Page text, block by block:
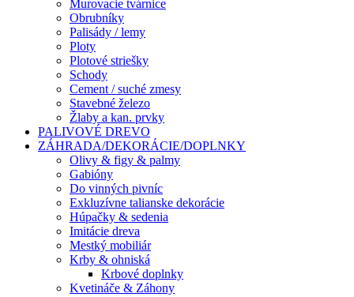
Murovacie tvárnice
Obrubníky
Palisády / lemy
Ploty
Plotové striešky
Schody
Cement / suché zmesy
Stavebné železo
Žlaby a kan. prvky
PALIVOVÉ DREVO
ZÁHRADA/DEKORÁCIE/DOPLNKY
Olivy & figy & palmy
Gabióny
Do vinných pivníc
Exkluzívne talianske dekorácie
Húpačky & sedenia
Imitácie dreva
Mestký mobiliár
Krby & ohniská
Krbové doplnky
Kvetináče & Záhony